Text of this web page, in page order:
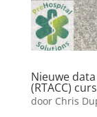
Nieuwe
(RTACC)
door Chris